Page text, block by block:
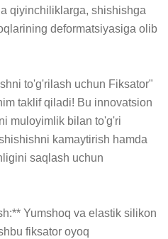
qiyinchiliklarga, shishishga
deformatsiyasiga olib
to'g'rilash uchun Fiksator"
taklif qiladi! Bu innovatsion
muloyimlik bilan to'g'ri
kamaytirish hamda
saqlash uchun
Yumshoq va elastik silikon
fiksator oyoq